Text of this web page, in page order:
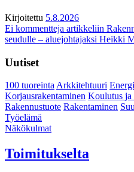
Kirjoitettu 5.8.2026
Ei kommentteja artikkeliin
seudulle – aluejohtajaksi Heikki
Uutiset
100 tuoreintaArkkitehtuuri
Korjausrakentaminen Koulutus ja
Rakennustuote Rakentaminen
Työelämä
Näkökulmat
Toimitukselta